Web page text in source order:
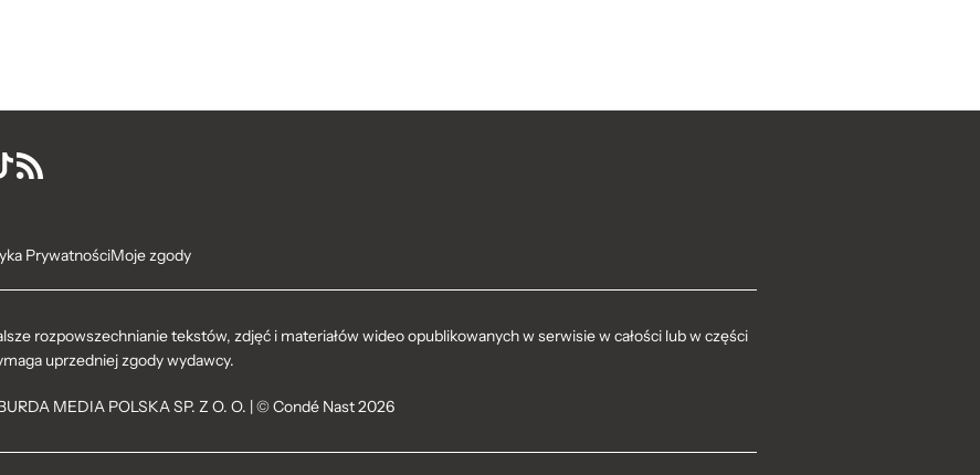
PrywatnościMoje zgody
rozpowszechnianie tekstów, zdjęć i materiałów wideo opublikowanych w serwisie w całości lub w części
uprzedniej zgody wydawcy.
MEDIA POLSKA SP. Z O. O. | © Condé Nast 2026